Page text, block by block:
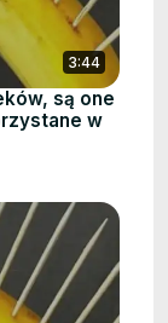
3:44
są one
w